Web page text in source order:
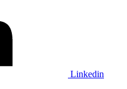
Linkedin